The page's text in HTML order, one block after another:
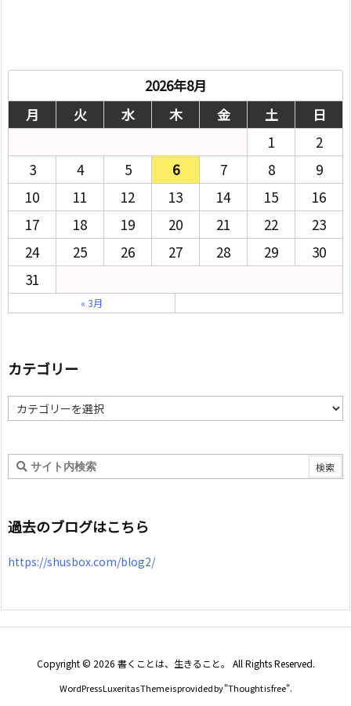
2026年8月
月
火 水 木 金 土
日
1
2
3
4 5 6 7 8
9
10
11 12 13 14 15
16
17
18 19 20 21 22
23
24
25 26 27 28 29
30
31
« 3月
カテゴリー
カ
テ
リ
ー
過去のブログはこちら
https://shusbox.com/blog2/
Copyright © 2026 書くことは、生きること。 All Rights Reserved.
WordPress Luxeritas Theme is provided by "Thought is free".